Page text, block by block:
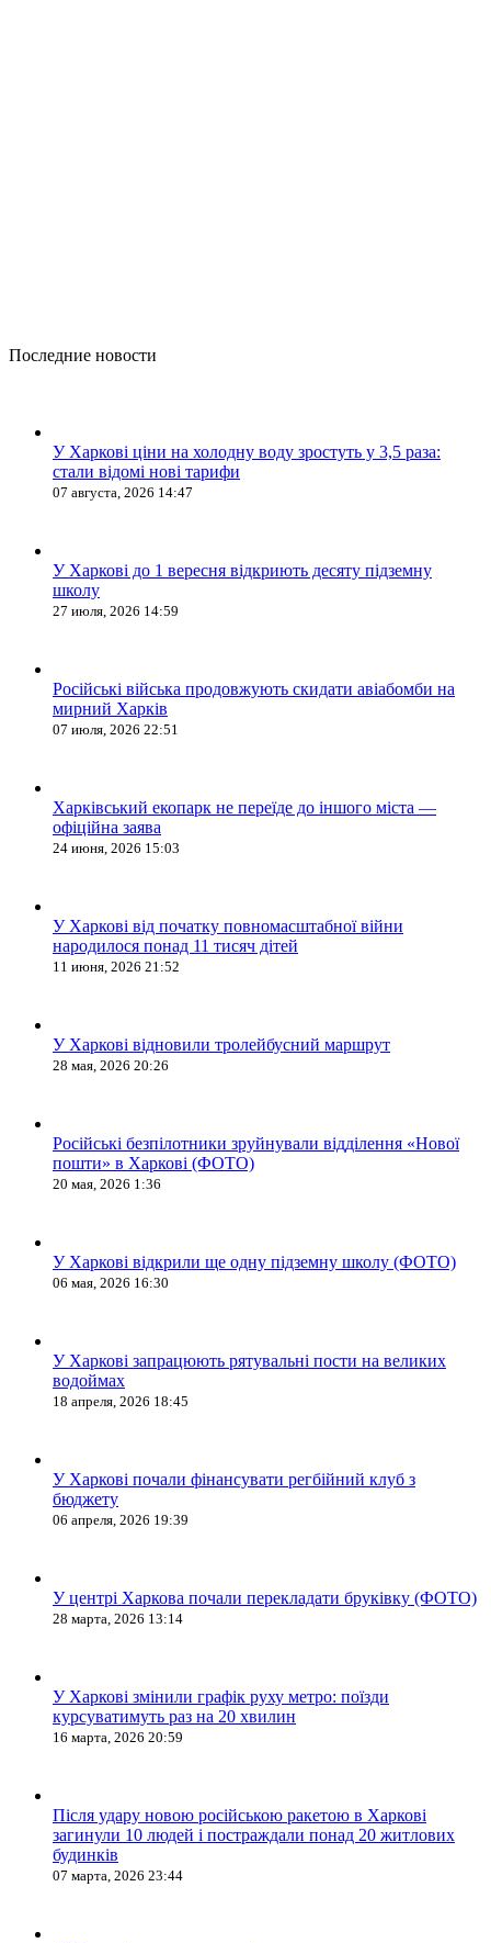
Последние новости
У Харкові ціни на холодну воду зростуть у 3,5 раза:
стали відомі нові тарифи
07 августа, 2026 14:47
У Харкові до 1 вересня відкриють десяту підземну
школу
27 июля, 2026 14:59
Російські війська продовжують скидати авіабомби на
мирний Харків
07 июля, 2026 22:51
Харківський екопарк не переїде до іншого міста —
офіційна заява
24 июня, 2026 15:03
У Харкові від початку повномасштабної війни
народилося понад 11 тисяч дітей
11 июня, 2026 21:52
У Харкові відновили тролейбусний маршрут
28 мая, 2026 20:26
Російські безпілотники зруйнували відділення «Нової
пошти» в Харкові (ФОТО)
20 мая, 2026 1:36
У Харкові відкрили ще одну підземну школу (ФОТО)
06 мая, 2026 16:30
У Харкові запрацюють рятувальні пости на великих
водоймах
18 апреля, 2026 18:45
У Харкові почали фінансувати регбійний клуб з
бюджету
06 апреля, 2026 19:39
У центрі Харкова почали перекладати бруківку (ФОТО)
28 марта, 2026 13:14
У Харкові змінили графік руху метро: поїзди
курсуватимуть раз на 20 хвилин
16 марта, 2026 20:59
Після удару новою російською ракетою в Харкові
загинули 10 людей і постраждали понад 20 житлових
будинків
07 марта, 2026 23:44